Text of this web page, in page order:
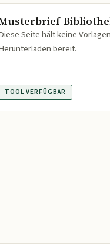
Seite hält keine
bereit.
TOOL VERFÜGBAR